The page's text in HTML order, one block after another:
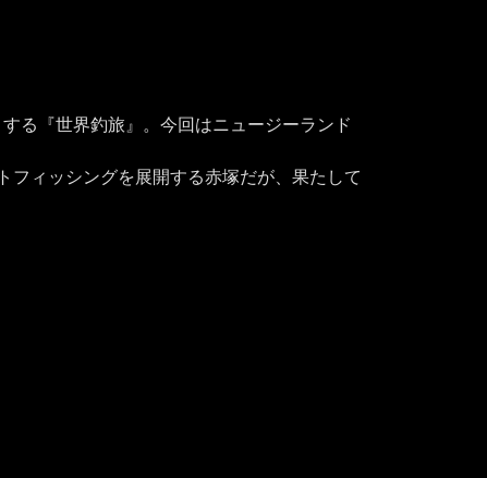
る『世界釣旅』。今回はニュージーランド
フィッシングを展開する赤塚だが、果たして